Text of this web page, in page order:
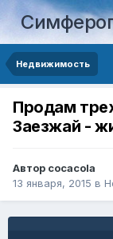
Недвижимость
Продам
Заезжай -
Автор cocacola
13 января, 2015 в